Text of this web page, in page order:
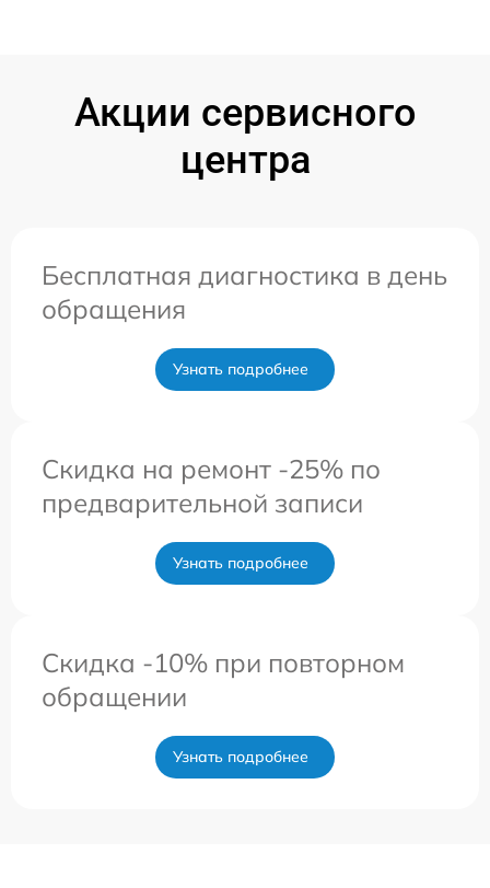
Акции сервисного
центра
Бесплатная диагностика в день
обращения
Узнать подробнее
Скидка на ремонт -25% по
предварительной записи
Узнать подробнее
Скидка -10% при повторном
обращении
Узнать подробнее